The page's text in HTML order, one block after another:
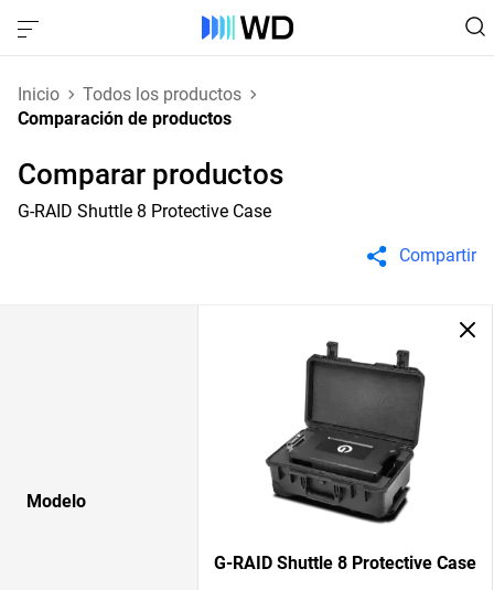
Inicio
Todos los productos
Comparación de productos
Comparar productos
G-RAID Shuttle 8 Protective Case
Compartir
Modelo
G-RAID Shuttle 8 Protective Case